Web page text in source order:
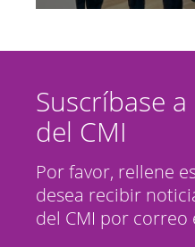
Suscríbase
del CMI
Por favor, rellene
desea recibir
del CMI por correo